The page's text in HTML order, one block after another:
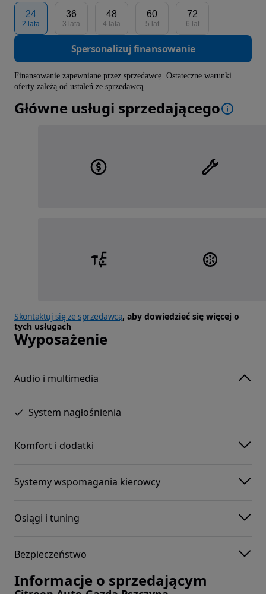
24
2 lata
36
3 lata
48
4 lata
60
5 lat
72
6 lat
Spersonalizuj finansowanie
Finansowanie zapewniane przez sprzedawcę. Ostateczne warunki
oferty zależą od ustaleń ze sprzedawcą.
Główne usługi sprzedającego
Skontaktuj się ze sprzedawcą, aby dowiedzieć się więcej o
tych usługach
Wyposażenie
Audio i multimedia
System nagłośnienia
Komfort i dodatki
Systemy wspomagania kierowcy
Osiągi i tuning
Bezpieczeństwo
Informacje o sprzedającym